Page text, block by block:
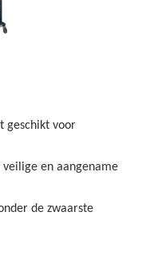
geschikt voor
en aangename
de zwaarste